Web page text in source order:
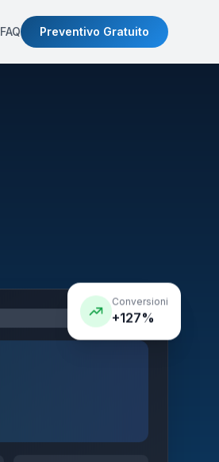
FAQ Preventivo Gratuito
Conversioni
+127%